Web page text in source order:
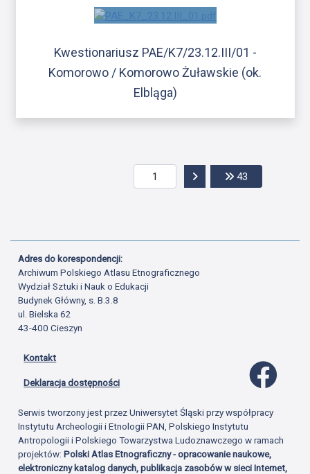
Kwestionariusz PAE/K7/23.12.III/01 -
Komorowo / Komorowo Żuławskie (ok.
Elbląga)
Przejdź do następnej
43
Adres do korespondencji:
Archiwum Polskiego Atlasu Etnograficznego
Wydział Sztuki i Nauk o Edukacji
Budynek Główny, s. B.3.8
ul. Bielska 62
43-400 Cieszyn
Kontakt
Deklaracja dostępności
Serwis tworzony jest przez Uniwersytet Śląski przy współpracy
Instytutu Archeologii i Etnologii PAN, Polskiego Instytutu
Antropologii i Polskiego Towarzystwa Ludoznawczego w ramach
projektów:Polski Atlas Etnograficzny - opracowanie naukowe,
elektroniczny katalog danych, publikacja zasobów w sieci Internet,